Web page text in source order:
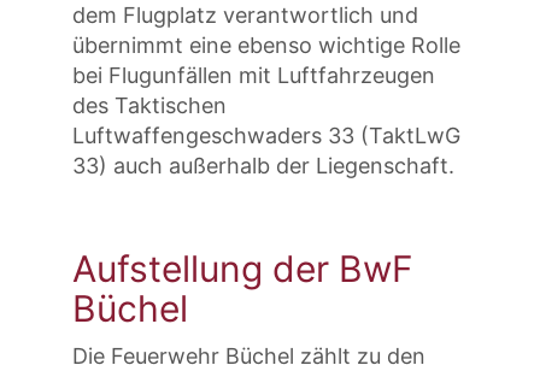
dem Flugplatz verantwortlich und
übernimmt eine ebenso wichtige Rolle
bei Flugunfällen mit Luftfahrzeugen
des Taktischen
Luftwaffengeschwaders 33 (TaktLwG
33) auch außerhalb der Liegenschaft.
Aufstellung der BwF
Büchel
Die Feuerwehr Büchel zählt zu den